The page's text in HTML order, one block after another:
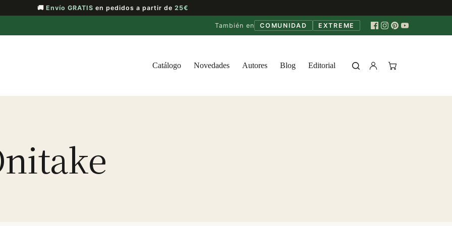
🚚Envío GRATIS en pedidos a partir de 25€
También en COMUNIDAD EXTREME
Catálogo
Novedades Autores Blog Editorial